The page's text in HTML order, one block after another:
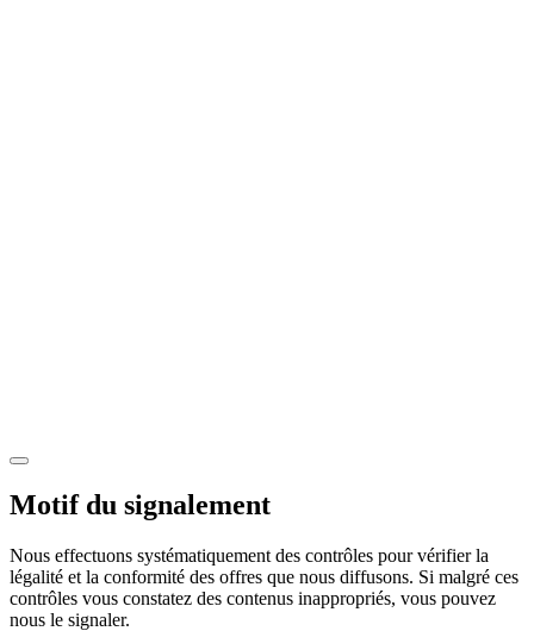
Motif du signalement
Nous effectuons systématiquement des contrôles pour vérifier la
légalité et la conformité des offres que nous diffusons. Si malgré ces
contrôles vous constatez des contenus inappropriés, vous pouvez
nous le signaler.